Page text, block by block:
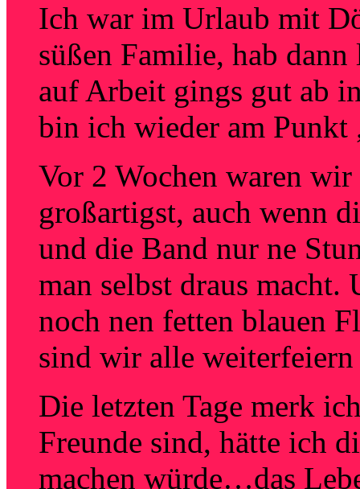
Ich war im Urlaub mit
süßen Familie, hab
auf Arbeit gings gut ab
bin ich wieder am Punkt
Vor 2 Wochen waren
großartigst, auch wenn
und die Band nur ne
man selbst draus
noch nen fetten blauen
sind wir alle
Die letzten Tage merk
Freunde sind, hätte ich
machen würde…das